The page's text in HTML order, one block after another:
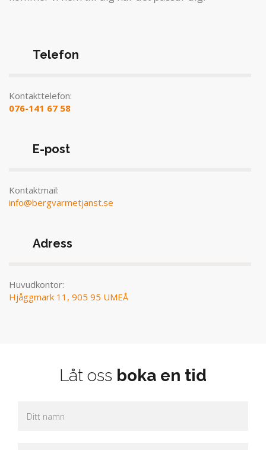
Telefon
Kontakttelefon:
076-141 67 58
E-post
Kontaktmail:
info@bergvarmetjanst.se
Adress
Huvudkontor:
Hjåggmark 11, 905 95 UMEÅ
Låt oss boka en tid